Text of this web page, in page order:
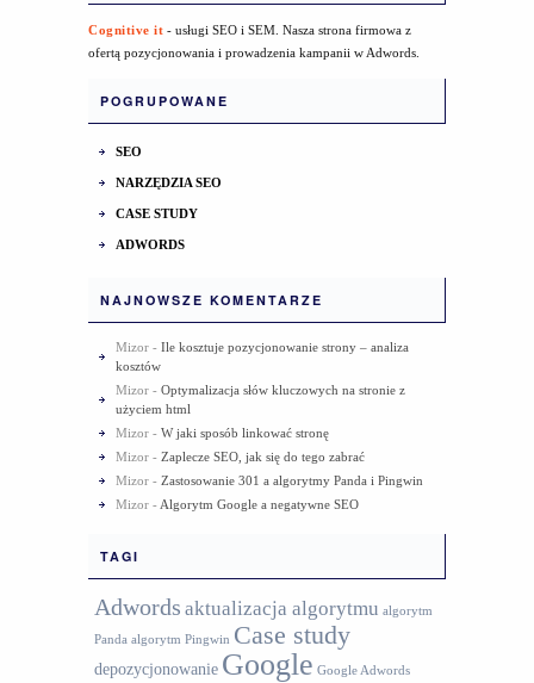
Cognitive it - usługi SEO i SEM. Nasza strona firmowa z
ofertą pozycjonowania i prowadzenia kampanii w Adwords.
POGRUPOWANE
SEO
NARZĘDZIA SEO
CASE STUDY
ADWORDS
NAJNOWSZE KOMENTARZE
Mizor - Ile kosztuje pozycjonowanie strony – analiza
kosztów
Mizor - Optymalizacja słów kluczowych na stronie z
użyciem html
Mizor - W jaki sposób linkować stronę
Mizor - Zaplecze SEO, jak się do tego zabrać
Mizor - Zastosowanie 301 a algorytmy Panda i Pingwin
Mizor - Algorytm Google a negatywne SEO
TAGI
Adwords aktualizacja algorytmu algorytm
Panda algorytm Pingwin Case study
depozycjonowanie Google Google Adwords